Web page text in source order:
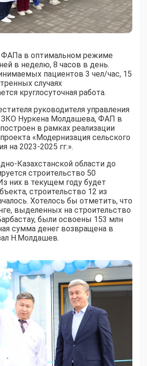
в оптимальном режиме
в неделю, 8 часов в день.
пациентов 3 чел/час, 15
случаях
круглосуточная работа.
руководителя управления
ЗКО Нуркена Молдашева, ФАП в
в рамках реализации
«Модернизация сельского
на 2023-2025 гг.».
Казахстанской области до
строительство 50
них в текущем году будет
строительство 12 из
Хотелось бы отметить, что
выделенных на строительство
были освоены 153 млн
сумма денег возвращена в
Н.Молдашев.